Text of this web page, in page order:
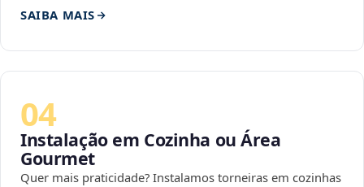
SAIBA MAIS
04
Instalação em Cozinha ou Área
Gourmet
Quer mais praticidade? Instalamos torneiras em cozinhas